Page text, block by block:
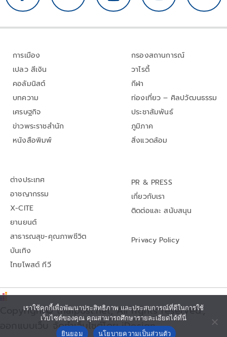
การเมือง
เปลว สีเงิน
คอลัมนิสต์
บทความ
เศรษฐกิจ
ข่าวพระราชสำนัก
หนังสือพิมพ์
กรองสถานการณ์
วาไรตี้
กีฬา
ท่องเที่ยว – ศิลปวัฒนธรรม
ประชาสัมพันธ์
ภูมิภาค
สิ่งแวดล้อม
ต่างประเทศ
อาชญากรรม
X-CITE
ยานยนต์
สาธารณสุข-คุณภาพชีวิต
บันเทิง
ไทยโพสต์ ทีวี
PR & PRESS
เกี่ยวกับเรา
ติดต่อและ สนับสนุน
Privacy Policy
Copyright© thaipost.net, All rights reserved.,
ออกแบบเว็บ จัดทำเว็บไซต์โดย iDesign
เราใช้คุกกี้เพื่อพัฒนาประสิทธิภาพ และประสบการณ์ที่ดีในการใช้
เว็บไซต์ของคุณ คุณสามารถศึกษารายละเอียดได้ที่นี่
ยินยอม
นโยบายความเป็นส่วนตัว